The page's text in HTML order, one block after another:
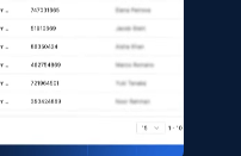
price, Final
Size, and more.